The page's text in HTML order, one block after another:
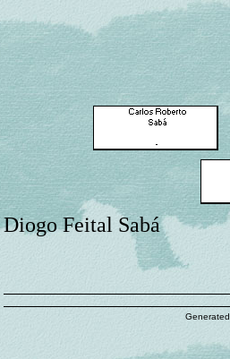
Diogo Feital Sabá